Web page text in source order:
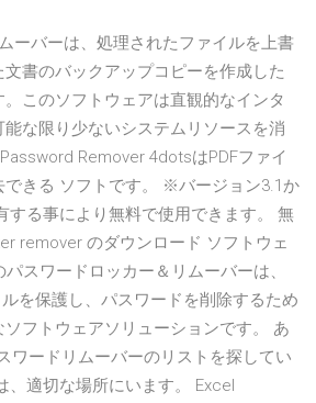
ーバーは、処理されたファイルを上書
書のバックアップコピーを作成した
このソフトウェアは直観的なインタ
な限り少ないシステムリソースを消
Remover 4dotsはPDFファイ
できる ソフトです。 ※バージョン3.1か
する事により無料で使用できます。 無
remover のダウンロード ソフトウェ
スワードロッカー＆リムーバーは、
を保護し、パスワードを削除するため
フトウェアソリューションです。 あ
ワードリムーバーのリストを探してい
、適切な場所にいます。 Excel